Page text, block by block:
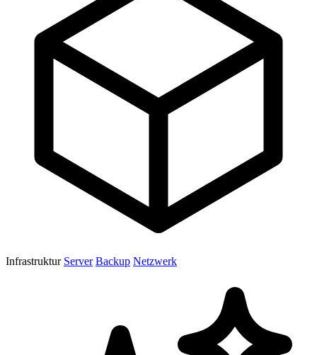
Infrastruktur Server Backup Netzwerk